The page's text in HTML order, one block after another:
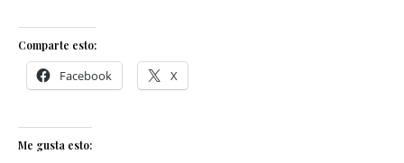
Comparte esto:
Facebook X
Me gusta esto: